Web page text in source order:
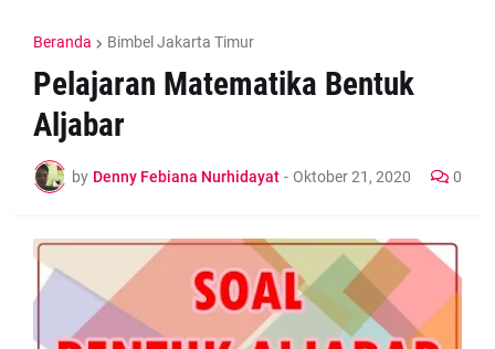
Beranda Bimbel Jakarta Timur
Pelajaran Matematika Bentuk
Aljabar
by Denny Febiana Nurhidayat - Oktober 21, 2020 0